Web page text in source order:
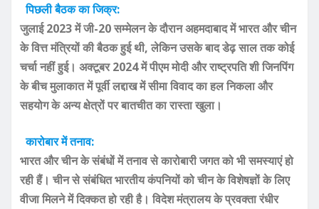
पिछली बैठक का जिक्र:
जुलाई 2023 में जी-20 सम्मेलन के दौरान अहमदाबाद में भारत और चीन
के वित्त मंत्रियों की बैठक हुई थी, लेकिन उसके बाद डेढ़ साल तक कोई
चर्चा नहीं हुई। अक्टूबर 2024 में पीएम मोदी और राष्ट्रपति शी जिनपिंग
के बीच मुलाकात में पूर्वी लद्दाख में सीमा विवाद का हल निकला और
सहयोग के अन्य क्षेत्रों पर बातचीत का रास्ता खुला।
कारोबार में तनाव:
भारत और चीन के संबंधों में तनाव से कारोबारी जगत को भी समस्याएं हो
रही हैं। चीन से संबंधित भारतीय कंपनियों को चीन के विशेषज्ञों के लिए
वीजा मिलने में दिक्कत हो रही है। विदेश मंत्रालय के प्रवक्ता रंधीर